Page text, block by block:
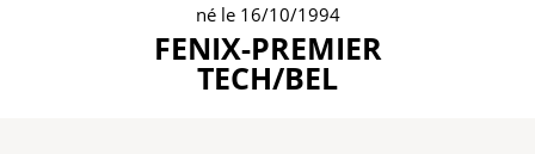
né le 16/10/1994
FENIX-PREMIER
TECH/BEL